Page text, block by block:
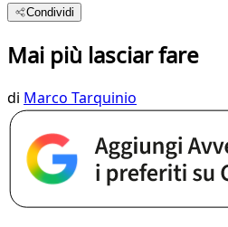
Condividi
Mai più lasciar fare
di Marco Tarquinio